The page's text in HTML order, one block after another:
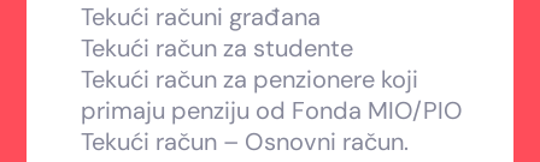
Tekući računi građana
Tekući račun za studente
Tekući račun za penzionere koji
primaju penziju od Fonda MIO/PIO
Tekući račun – Osnovni račun.